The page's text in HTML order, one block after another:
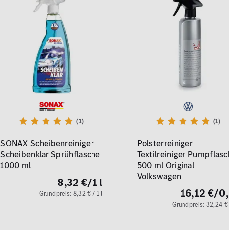
(1)
SONAX Scheibenreiniger
Scheibenklar Sprühflasche
1000 ml
8,32 €/1 l
Grundpreis: 8,32 € / 1 l
(1)
Polsterreiniger
Textilreiniger
500 ml Original
Volkswagen
16,12 €/
Grundpreis: 32,24 €